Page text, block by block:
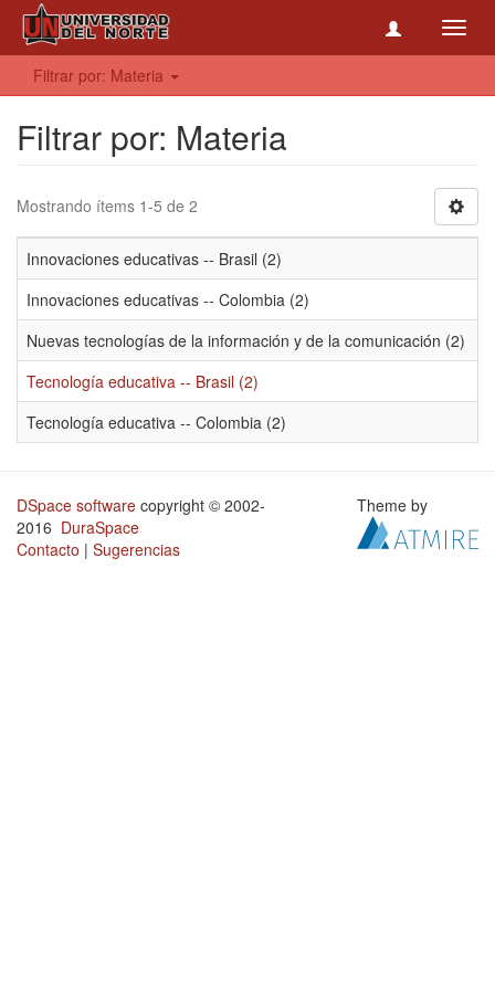
Filtrar por: Materia
Filtrar por: Materia
Mostrando ítems 1-5 de 2
Innovaciones educativas -- Brasil (2)
Innovaciones educativas -- Colombia (2)
Nuevas tecnologías de la información y de la comunicación (2)
Tecnología educativa -- Brasil (2)
Tecnología educativa -- Colombia (2)
DSpace software copyright © 2002-
2016 DuraSpace
Contacto | Sugerencias
Theme by